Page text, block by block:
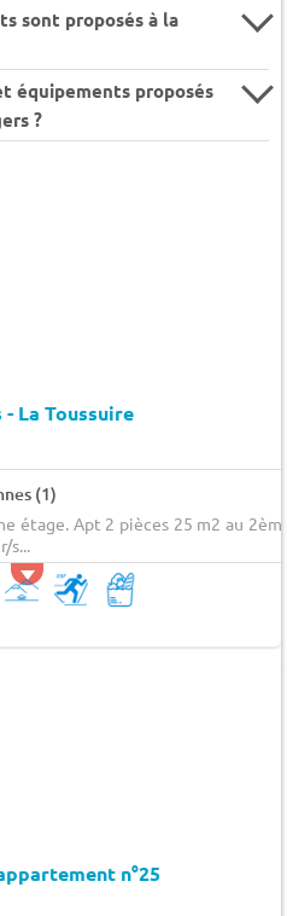
sont proposés à la
équipements proposés
?
La Toussuire
(1)
étage. Apt 2 pièces 25 m2 au
s...
n°25